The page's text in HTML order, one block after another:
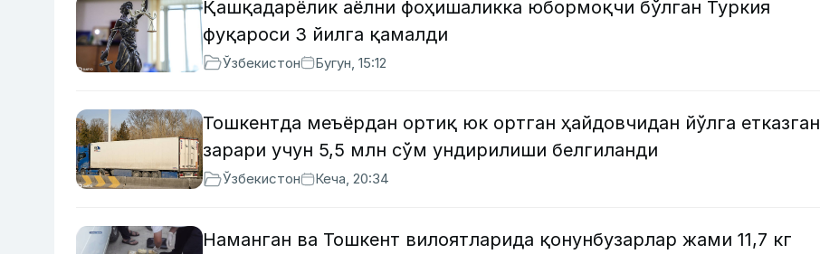
Қашқадарёлик аёлни фоҳишаликка юбормоқчи бўлган Туркия
фуқароси 3 йилга қамалди
Ўзбекистон Бугун, 15:12
Тошкентда меъёрдан ортиқ юк ортган ҳайдовчидан йўлга етказган
зарари учун 5,5 млн сўм ундирилиши белгиланди
Ўзбекистон Кеча, 20:34
Наманган ва Тошкент вилоятларида қонунбузарлар жами 11,7 кг